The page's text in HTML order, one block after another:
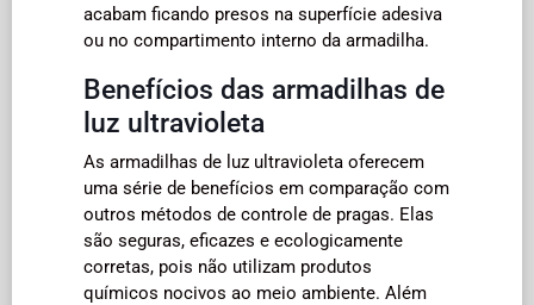
acabam ficando presos na superfície adesiva
ou no compartimento interno da armadilha.
Benefícios das armadilhas de
luz ultravioleta
As armadilhas de luz ultravioleta oferecem
uma série de benefícios em comparação com
outros métodos de controle de pragas. Elas
são seguras, eficazes e ecologicamente
corretas, pois não utilizam produtos
químicos nocivos ao meio ambiente. Além